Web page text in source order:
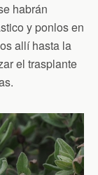
habrán
y ponlos en
allí hasta la
el trasplante